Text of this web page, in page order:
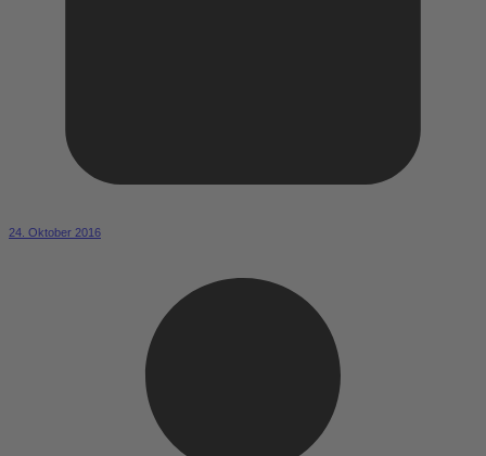
24. Oktober 2016